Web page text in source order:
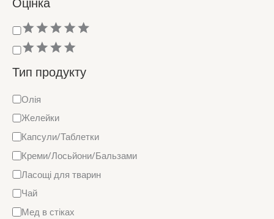
О
ц
к
а
Тип продукту
Т
и
п
п
р
о
д
Олія
Желейки
Капсули/Таблетки
Креми/Лосьйони/Бальзами
Ласощі для тварин
Чай
Мед в стіках